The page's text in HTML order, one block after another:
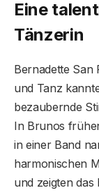
Eine
Tänzerin
Bernadette San
und Tanz
bezaubernde
In Brunos
in einer Band
harmonischen
und zeigten das